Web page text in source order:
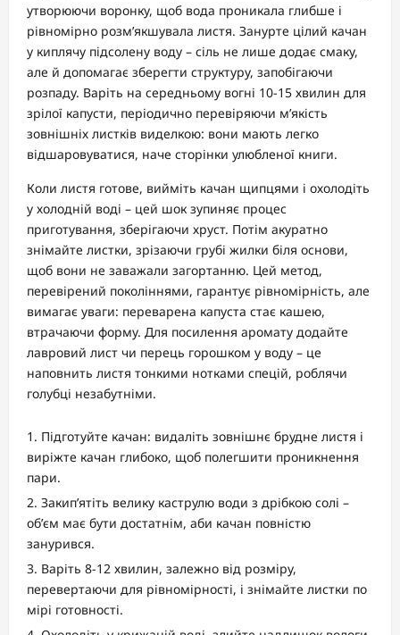
утворюючи воронку, щоб вода проникала глибше і
рівномірно розм’якшувала листя. Занурте цілий качан
у киплячу підсолену воду – сіль не лише додає смаку,
але й допомагає зберегти структуру, запобігаючи
розпаду. Варіть на середньому вогні 10-15 хвилин для
зрілої капусти, періодично перевіряючи м’якість
зовнішніх листків виделкою: вони мають легко
відшаровуватися, наче сторінки улюбленої книги.
Коли листя готове, вийміть качан щипцями і охолодіть
у холодній воді – цей шок зупиняє процес
приготування, зберігаючи хруст. Потім акуратно
знімайте листки, зрізаючи грубі жилки біля основи,
щоб вони не заважали загортанню. Цей метод,
перевірений поколіннями, гарантує рівномірність, але
вимагає уваги: переварена капуста стає кашею,
втрачаючи форму. Для посилення аромату додайте
лавровий лист чи перець горошком у воду – це
наповнить листя тонкими нотками спецій, роблячи
голубці незабутніми.
Підготуйте качан: видаліть зовнішнє брудне листя і
виріжте качан глибоко, щоб полегшити проникнення
пари.
Закип’ятіть велику каструлю води з дрібкою солі –
об’єм має бути достатнім, аби качан повністю
занурився.
Варіть 8-12 хвилин, залежно від розміру,
перевертаючи для рівномірності, і знімайте листки по
мірі готовності.